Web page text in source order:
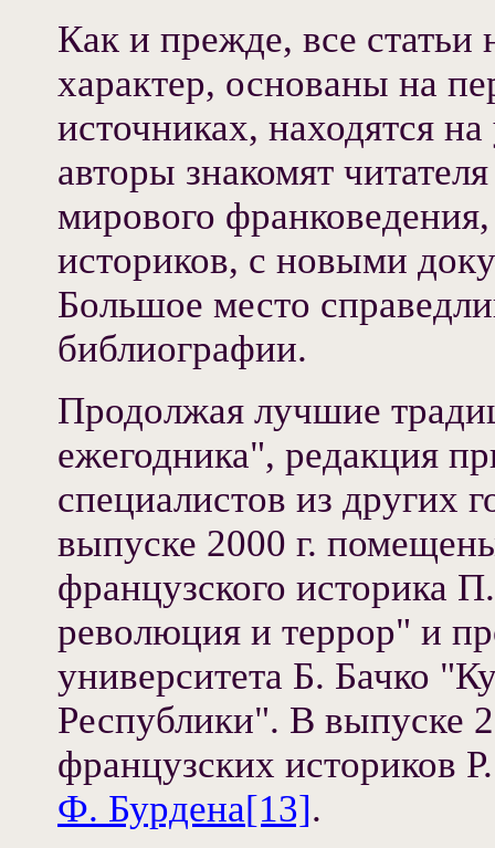
Как и прежде, все статьи
характер, основаны на
источниках, находятся
авторы знакомят
мирового
историков, с новыми
Большое место
библиографии.
Продолжая лучшие
ежегодника", редакция
специалистов из других
выпуске 2000 г.
французского историка
революция и террор" и
университета Б. Бачко
Республики". В выпуске
французских историков
Ф. Бурдена[13].